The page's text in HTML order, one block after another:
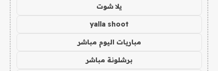
يلا شوت
yalla shoot
مباريات اليوم مباشر
برشلونة مباشر